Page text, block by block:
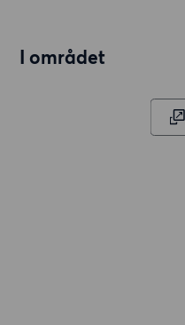
I området